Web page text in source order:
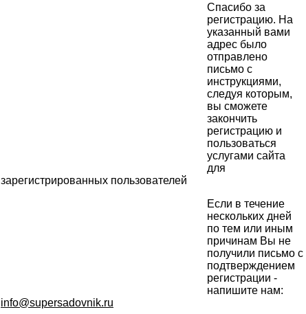
Спасибо за
регистрацию. На
указанный вами
адрес было
отправлено
письмо с
инструкциями,
следуя которым,
вы сможете
закончить
регистрацию и
пользоваться
услугами сайта
для
зарегистрированных пользователей
Если в течение
нескольких дней
по тем или иным
причинам Вы не
получили письмо с
подтверждением
регистрации -
напишите нам:
info@supersadovnik.ru